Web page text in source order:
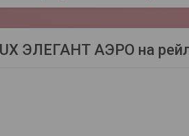
ЭЛЕГАНТ АЭРО на